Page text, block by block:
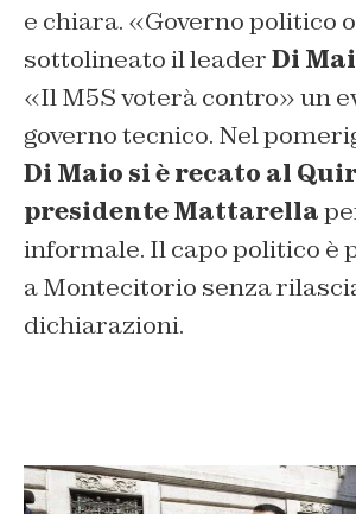
e chiara. «Governo politico
sottolineato il leaderDi
«Il M5S voterà contro» un
governo tecnico. Nel
Di Maio si è recato al
presidente Mattarella
informale. Il capo politico è
a Montecitorio senza
dichiarazioni.